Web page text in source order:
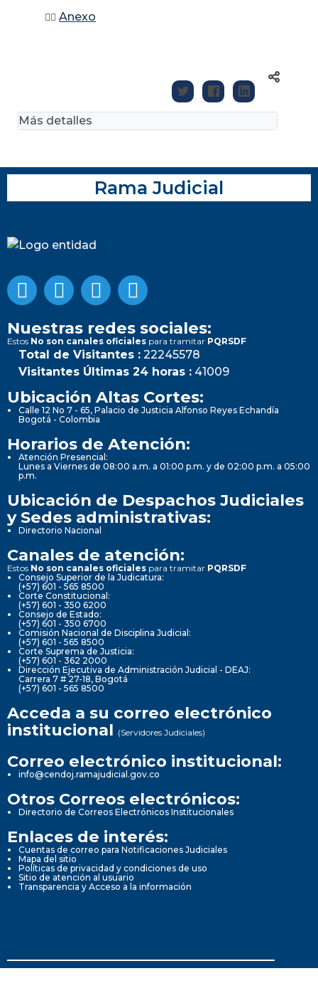
👉🏾 Anexo
Más detalles
Rama Judicial
Nuestras redes sociales:
Estos No son canales oficiales para tramitar PQRSDF
Total de Visitantes : 22245578
Visitantes Últimas 24 horas : 41009
Ubicación Altas Cortes:
Calle 12 No 7 - 65, Palacio de Justicia Alfonso Reyes Echandía
Bogotá - Colombia
Horarios de Atención:
Atención Presencial:
Lunes a Viernes de 08:00 a.m. a 01:00 p.m. y de 02:00 p.m. a 05:00
p.m.
Ubicación de Despachos Judiciales
y Sedes administrativas:
Directorio Nacional
Canales de atención:
Estos No son canales oficiales para tramitar PQRSDF
Consejo Superior de la Judicatura:
(+57) 601 - 565 8500
Corte Constitucional:
(+57) 601 - 350 6200
Consejo de Estado:
(+57) 601 - 350 6700
Comisión Nacional de Disciplina Judicial:
(+57) 601 - 565 8500
Corte Suprema de Justicia:
(+57) 601 - 362 2000
Dirección Ejecutiva de Administración Judicial - DEAJ:
Carrera 7 # 27-18, Bogotá
(+57) 601 - 565 8500
Acceda a su correo electrónico
institucional (Servidores Judiciales)
Correo electrónico institucional:
info@cendoj.ramajudicial.gov.co
Otros Correos electrónicos:
Directorio de Correos Electrónicos Institucionales
Enlaces de interés:
Cuentas de correo para Notificaciones Judiciales
Mapa del sitio
Políticas de privacidad y condiciones de uso
Sitio de atención al usuario
Transparencia y Acceso a la información